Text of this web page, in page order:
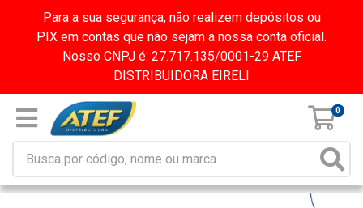
Para a sua segurança, não realizem depósitos ou
PIX em contas que não sejam a nossa conta oficial.
Nosso CNPJ é: 27.717.135/0001-29 ATEF
DISTRIBUIDORA EIRELI
0